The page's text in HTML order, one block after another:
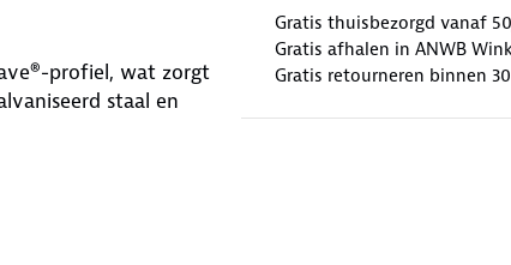
Gratis thuisbezorgd vanaf
Gratis afhalen in ANWB
Gratis retourneren binnen
profiel, wat zorgt
staal en
met